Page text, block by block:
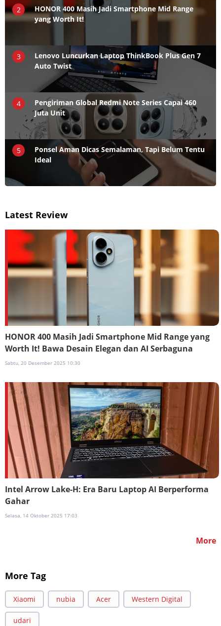
2
HONOR 400 Masih Jadi Smartphone Mid Range
yang Worth It!
3
Lenovo Luncurkan Laptop ThinkBook Plus Gen 7
Auto Twist
4
Pengiriman Global Redmi Note Series Capai 460
Juta Unit
5
Ponsel Aman Dicas Semalaman, Tapi Belum Tentu
Ideal
Latest Review
HONOR 400 Masih Jadi Smartphone Mid Range yang
Worth It! Bawa Desain Elegan dan AI Serbaguna
Sabtu, 20 Desember 2025 10:30
Intel Arrow Lake-H: Era Baru Laptop AI Berperforma
Gahar
Selasa, 14 Oktober 2025 17:03
More
More Tag
Xiaomi nubia Acer Western Digital
udari